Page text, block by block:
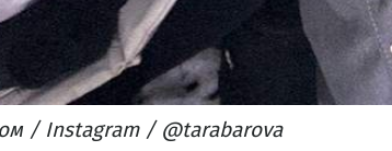
/ Instagram / @tarabarova